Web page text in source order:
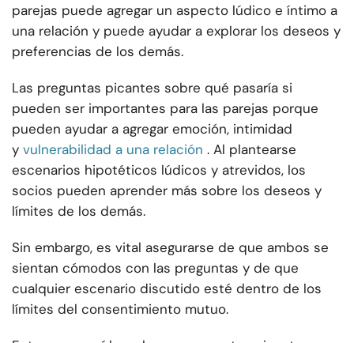
parejas puede agregar un aspecto lúdico e íntimo a
una relación y puede ayudar a explorar los deseos y
preferencias de los demás.
Las preguntas picantes sobre qué pasaría si
pueden ser importantes para las parejas porque
pueden ayudar a agregar emoción, intimidad
y vulnerabilidad a una relación . Al plantearse
escenarios hipotéticos lúdicos y atrevidos, los
socios pueden aprender más sobre los deseos y
límites de los demás.
Sin embargo, es vital asegurarse de que ambos se
sientan cómodos con las preguntas y de que
cualquier escenario discutido esté dentro de los
límites del consentimiento mutuo.